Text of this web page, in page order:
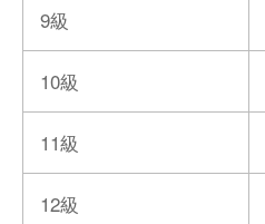
9級
10級
11級
12級